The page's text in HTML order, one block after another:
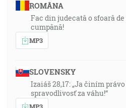
ROMÂNA
Fac din judecată o sfoară
cumpănă!
MP3
SLOVENSKY
Izaiáš 28,17: „Ja činím
spravodlivosť za váhu!“